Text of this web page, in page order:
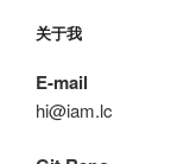
关于我
E-mail
hi@iam.lc